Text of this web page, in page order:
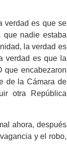
verdad es que se
nadie estaba
la verdad es
verdad es que la
que encabezaron
de la Cámara de
otra República
ahora, después
y el robo,